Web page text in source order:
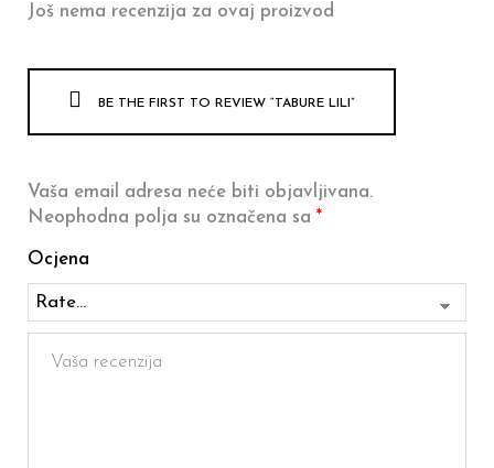
Još nema recenzija za ovaj proizvod
BE THE FIRST TO REVIEW “TABURE LILI”
Vaša email adresa neće biti objavljivana.
Neophodna polja su označena sa *
Ocjena